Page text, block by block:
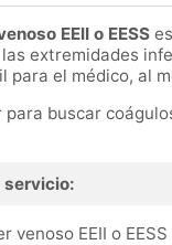
EEII o EESS
extremidades
para el médico, al
para buscar
servicio:
venoso EEII o EESS